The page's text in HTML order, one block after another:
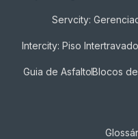
Servcity:
Intercity: Piso Intertravado
Guia de AsfaltoBlocos